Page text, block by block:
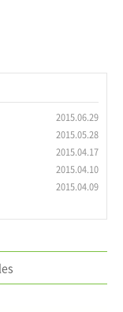
2015.06.29
2015.05.28
2015.04.17
2015.04.10
2015.04.09